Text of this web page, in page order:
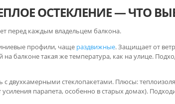
ОСТЕКЛЕНИЕ — ЧТО
перед каждым владельцем балкона.
профили, чаще раздвижные. Защищает от
балконе такая же температура, как на улице.
двухкамерными стеклопакетами. Плюсы:
парапета, особенно в старых домах).